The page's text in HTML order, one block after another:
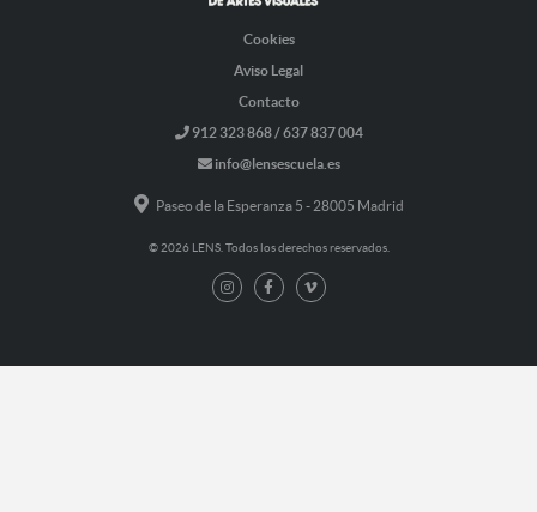
Cookies
Aviso Legal
Contacto
912 323 868 / 637 837 004
info@lensescuela.es
Paseo de la Esperanza 5 - 28005 Madrid
© 2026 LENS. Todos los derechos reservados.